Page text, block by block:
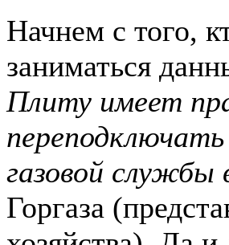
Начнем с того,
заниматься
Плиту имеет
газовой службы
Горгаза